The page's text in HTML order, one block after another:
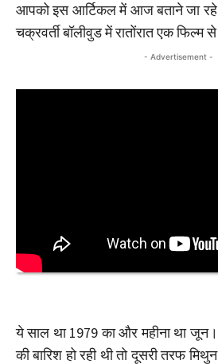
आपको इस आर्टिकल में आज बताने जा
चक्रवर्ती बॉलीवुड में रातोंरात एक फिल्म
- Advertisement -
ये साल था 1979 का और महीना था
की बारिश हो रही थी तो दूसरी तरफ